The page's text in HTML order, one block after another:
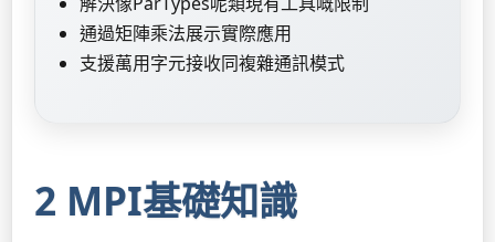
通過矩陣乘法展示實際應用
支援萬用字元接收同複雜通訊模式
2 MPI基礎知識